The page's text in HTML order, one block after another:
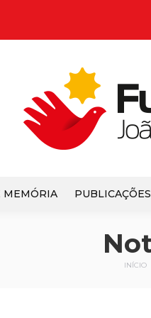
MEMÓRIA PUBLICAÇÕES
INÍCIO